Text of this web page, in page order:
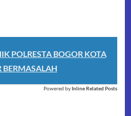
POLRESTA BOGOR KOTA
BERMASALAH
Powered by Inline Related Posts